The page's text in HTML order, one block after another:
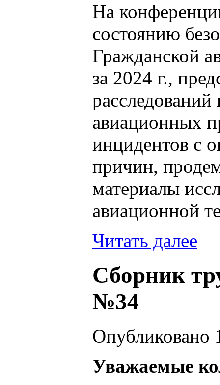
На
состоянию
Гражданской
за 2024 г.,
авиационных
инцидентов с
причин,
материалы
авиационной
Читать далее
Сборник
№34
Опубликовано
Уважаемые